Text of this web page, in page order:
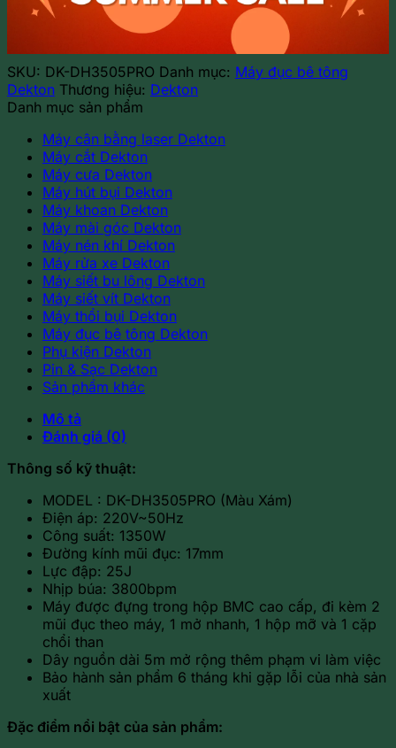
SKU: DK-DH3505PRO Danh mục: Máy đục bê tông
Dekton Thương hiệu: Dekton
Danh mục sản phẩm
Máy cân bằng laser Dekton
Máy cắt Dekton
Máy cưa Dekton
Máy hút bụi Dekton
Máy khoan Dekton
Máy mài góc Dekton
Máy nén khí Dekton
Máy rửa xe Dekton
Máy siết bu lông Dekton
Máy siết vít Dekton
Máy thổi bụi Dekton
Máy đục bê tông Dekton
Phụ kiện Dekton
Pin & Sạc Dekton
Sản phẩm khác
Mô tả
Đánh giá (0)
Thông số kỹ thuật:
MODEL : DK-DH3505PRO (Màu Xám)
Điện áp: 220V~50Hz
Công suất: 1350W
Đường kính mũi đục: 17mm
Lực đập: 25J
Nhịp búa: 3800bpm
Máy được đựng trong hộp BMC cao cấp, đi kèm 2
mũi đục theo máy, 1 mở nhanh, 1 hộp mỡ và 1 cặp
chổi than
Dây nguồn dài 5m mở rộng thêm phạm vi làm việc
Bảo hành sản phẩm 6 tháng khi gặp lỗi của nhà sản
xuất
Đặc điểm nổi bật của sản phẩm: